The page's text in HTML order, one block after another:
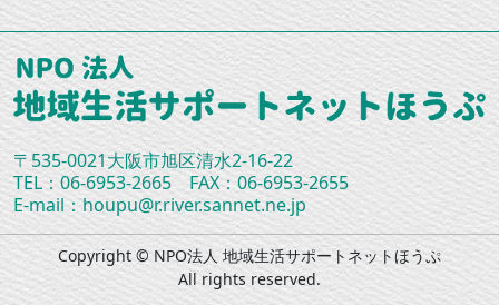
〒535-0021大阪市旭区清水2-16-22
TEL：06-6953-2665 FAX：06-6953-2655
E-mail：houpu@r.river.sannet.ne.jp
Copyright © NPO法人 地域生活サポートネットほうぷ
All rights reserved.